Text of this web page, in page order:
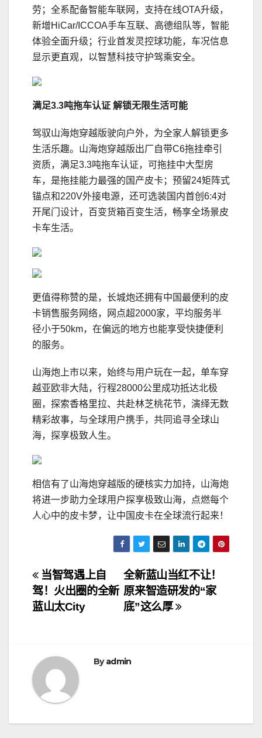
劳；全系配备智能车联网，支持在线OTA升级，
新增HiCar/ICCOA手车互联、高德组队等，智能
体验全面升级；行业首发灵控球功能，车况信息
显示更直观，以智慧科技守护驾乘安全。
满足3.3吨拖车认证 解锁无限生活可能
驾驭山海炮穿越版驶向户外，为全家人解锁更多
生活乐趣。山海炮穿越版出厂自带C6拖挂牵引
资质，满足3.3吨拖车认证，可拖挂中大型房
车，是拖挂能力最强的国产皮卡；预留24矩阵式
锚点和220V外接电源，还可选装国内首创6:4对
开尾门设计，百变货箱百变生活，畅享全场景皮
卡车生活。
更值得称赞的是，长城炮还拥有中国最便利的皮
卡销售服务网络，网点超2000家，平均服务半
径小于50km，在偏远的地方也能享受快捷便利
的服务。
山海炮上市以来，始终与用户玩在一起，单车穿
越亚欧非大陆，行程28000公里成功抵达北极
圈，探索香格里拉、共赴林芝桃花节，演绎无数
精彩故事，与全球用户携手，共同追寻全球山
海，探享极致人生。
相信有了山海炮穿越版的硬核实力加持，山海炮
将进一步助力全球用户探享极致山海，点燃每个
人心中的皮卡梦，让中国皮卡在全球流行起来！
文
章
航
全新蓝山当红不让！
原来智造研发的“家
底”这么厚
当智驾遇上自
驾！火出圈的全新
蓝山太City
Byadmin